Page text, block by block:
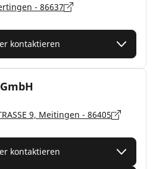
- 86637
kontaktieren
9, Meitingen - 86405
kontaktieren